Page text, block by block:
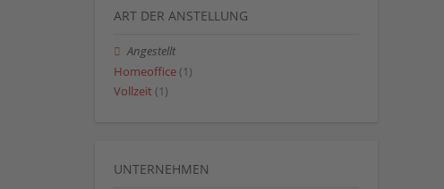
ART DER ANSTELLUNG
Angestellt
Homeoffice (1)
Vollzeit (1)
UNTERNEHMEN